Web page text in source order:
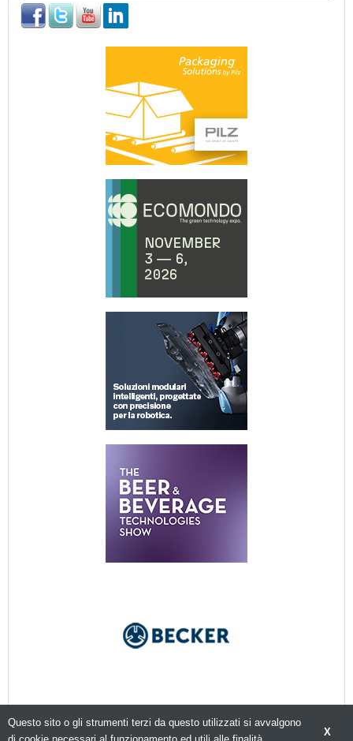
X
Questo sito o gli strumenti terzi da questo utilizzati si avvalgono